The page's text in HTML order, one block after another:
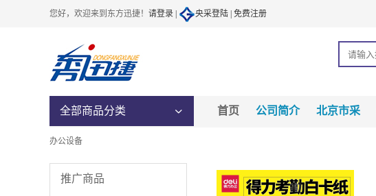
您好，欢迎来到东方迅捷！ 请登录 | 央采登陆 | 免费注册
全部商品分类 首页 公司简介 北京市采
办公设备
推广商品